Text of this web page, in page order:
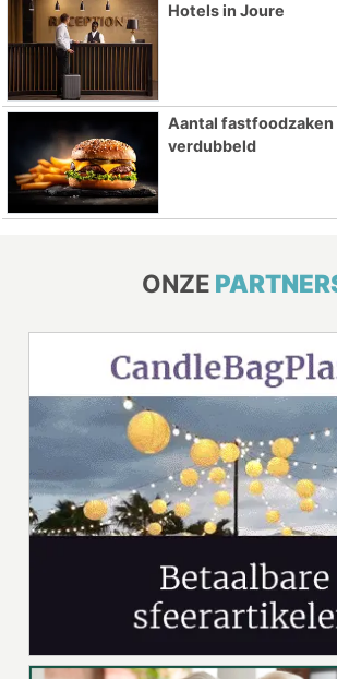
Hotels in Joure
Aantal fastfoodzaken
verdubbeld
ONZE